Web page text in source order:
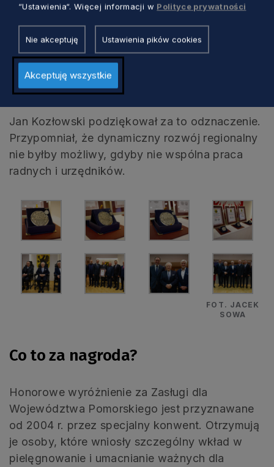
rozwoju i promocji Pomorza oraz
zaangażowania w budowanie
pomorskiego samorządu, aktywizacji
społeczeństwa obywatelskiego i
popularyzacji idei samorządności”.
Jan Kozłowski podziękował za to odznaczenie.
Przypomniał, że dynamiczny rozwój regionalny
nie byłby możliwy, gdyby nie wspólna praca
radnych i urzędników.
FOT. JACEK
SOWA
Co to za nagroda?
Honorowe wyróżnienie za Zasługi dla
Województwa Pomorskiego jest przyznawane
od 2004 r. przez specjalny konwent. Otrzymują
je osoby, które wniosły szczególny wkład w
pielęgnowanie i umacnianie ważnych dla
“Ustawienia“. Więcej informacji w Polityce prywatności
Nie akceptuję Ustawienia pików cookies
Akceptuję wszystkie